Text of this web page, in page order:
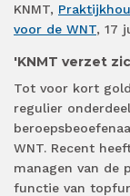
KNMT,
voor de WNT, 17
'KNMT verzet
Tot voor kort
regulier
WNT. Recent
managen van de
functie van